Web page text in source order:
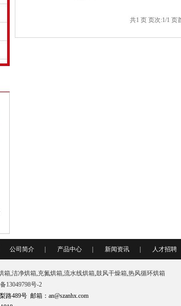
共1 页 页次:1/1 页
公司简介 产品中心 新闻资讯 人才招聘
箱,洁净烘箱,充氮烘箱,流水线烘箱,鼓风干燥箱,热风循环烘箱
13049798号-2
489号 邮箱：an@szanhx.com